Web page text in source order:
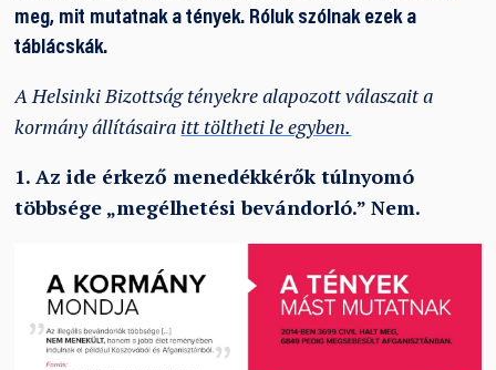
meg, mit mutatnak a tények. Róluk szólnak ezek a
táblácskák.
A Helsinki Bizottság tényekre alapozott válaszait a
kormány állításaira itt töltheti le egyben.
1. Az ide érkező menedékkérők túlnyomó
többsége „megélhetési bevándorló.” Nem.